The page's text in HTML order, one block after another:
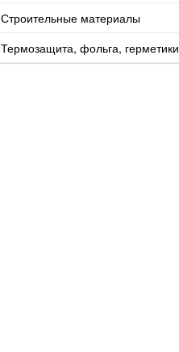
Строительные материалы
Термозащита, фольга, герметики